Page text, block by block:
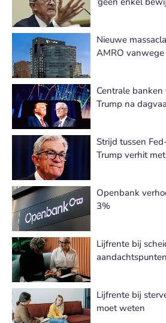
Nieuwe
AMRO
Centrale
Trump na
Strijd tussen
Trump verhit
Openbank
3%
Lijfrente bij
aandachtspunten
Lijfrente bij
moet weten